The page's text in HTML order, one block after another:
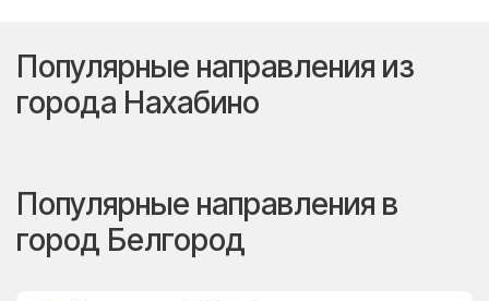
Популярные направления из
города Нахабино
Популярные направления в
город Белгород